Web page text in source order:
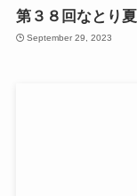
第３８回なとり
September 29, 2023